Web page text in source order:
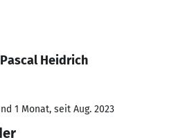
Heidrich
1 Monat, seit Aug. 2023